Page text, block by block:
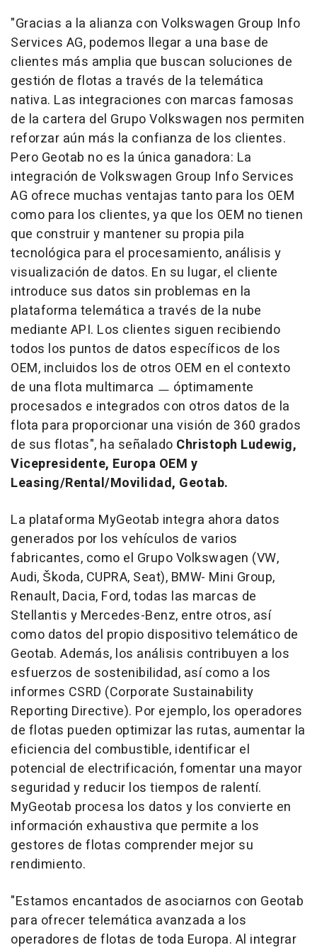
"Gracias a la alianza con Volkswagen Group Info
Services AG, podemos llegar a una base de
clientes más amplia que buscan soluciones de
gestión de flotas a través de la telemática
nativa. Las integraciones con marcas famosas
de la cartera del Grupo Volkswagen nos permiten
reforzar aún más la confianza de los clientes.
Pero Geotab no es la única ganadora: La
integración de Volkswagen Group Info Services
AG ofrece muchas ventajas tanto para los OEM
como para los clientes, ya que los OEM no tienen
que construir y mantener su propia pila
tecnológica para el procesamiento, análisis y
visualización de datos. En su lugar, el cliente
introduce sus datos sin problemas en la
plataforma telemática a través de la nube
mediante API. Los clientes siguen recibiendo
todos los puntos de datos específicos de los
OEM, incluidos los de otros OEM en el contexto
de una flota multimarca ㅡ óptimamente
procesados e integrados con otros datos de la
flota para proporcionar una visión de 360 grados
de sus flotas", ha señalado Christoph Ludewig,
Vicepresidente, Europa OEM y
Leasing/Rental/Movilidad, Geotab.
La plataforma MyGeotab integra ahora datos
generados por los vehículos de varios
fabricantes, como el Grupo Volkswagen (VW,
Audi, Škoda, CUPRA, Seat), BMW- Mini Group,
Renault, Dacia, Ford, todas las marcas de
Stellantis y Mercedes-Benz, entre otros, así
como datos del propio dispositivo telemático de
Geotab. Además, los análisis contribuyen a los
esfuerzos de sostenibilidad, así como a los
informes CSRD (Corporate Sustainability
Reporting Directive). Por ejemplo, los operadores
de flotas pueden optimizar las rutas, aumentar la
eficiencia del combustible, identificar el
potencial de electrificación, fomentar una mayor
seguridad y reducir los tiempos de ralentí.
MyGeotab procesa los datos y los convierte en
información exhaustiva que permite a los
gestores de flotas comprender mejor su
rendimiento.
"Estamos encantados de asociarnos con Geotab
para ofrecer telemática avanzada a los
operadores de flotas de toda Europa. Al integrar